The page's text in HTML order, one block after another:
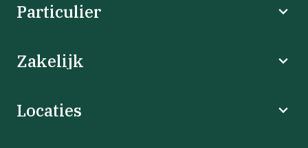
Particulier
Zakelijk
Locaties